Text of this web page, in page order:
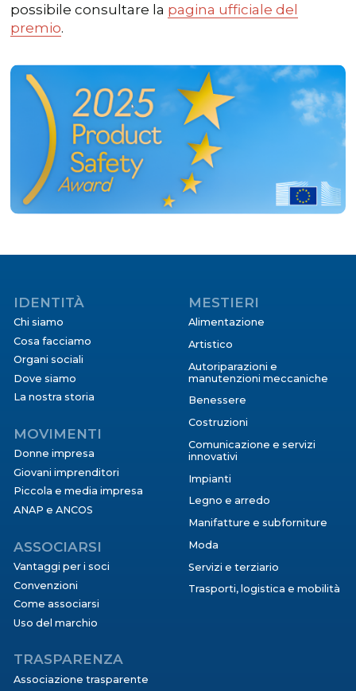
possibile consultare la pagina ufficiale del
premio.
IDENTITÀ
Chi siamo
Cosa facciamo
Organi sociali
Dove siamo
La nostra storia
MOVIMENTI
Donne impresa
Giovani imprenditori
Piccola e media impresa
ANAP e ANCOS
ASSOCIARSI
Vantaggi per i soci
Convenzioni
Come associarsi
Uso del marchio
TRASPARENZA
Associazione trasparente
MESTIERI
Alimentazione
Artistico
Autoriparazioni e
manutenzioni meccaniche
Benessere
Costruzioni
Comunicazione e servizi
innovativi
Impianti
Legno e arredo
Manifatture e subforniture
Moda
Servizi e terziario
Trasporti, logistica e mobilità